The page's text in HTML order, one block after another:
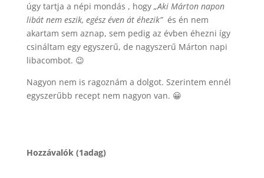
úgy tartja a népi mondás , hogy „Aki Márton napon
libát nem eszik, egész éven át éhezik” és én nem
akartam sem aznap, sem pedig az évben éhezni így
csináltam egy egyszerű, de nagyszerű Márton napi
libacombot. 😉
Nagyon nem is ragoznám a dolgot. Szerintem ennél
egyszerűbb recept nem nagyon van. 😀
Hozzávalók (1adag)